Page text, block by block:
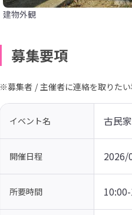
建物外観
募集要項
※募集者 / 主催者に連絡を取りたい
イベント名 古民
開催日程 2026/
所要時間